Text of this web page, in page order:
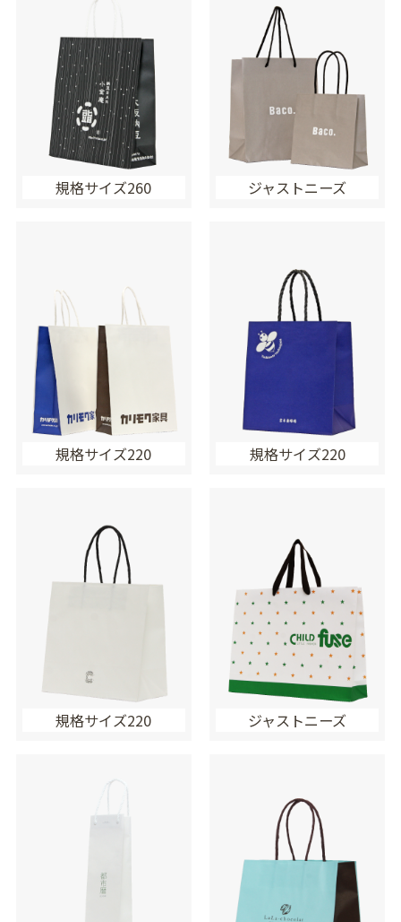
規格サイズ260 ジャストニーズ
規格サイズ220 規格サイズ220
規格サイズ220 ジャストニーズ